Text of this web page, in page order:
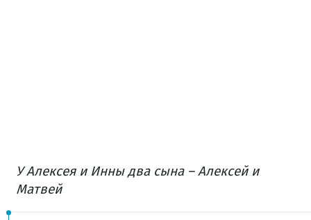
У Алексея и Инны два сына – Алексей и
Матвей